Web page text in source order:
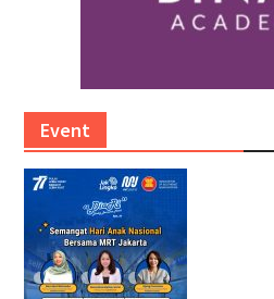
Event